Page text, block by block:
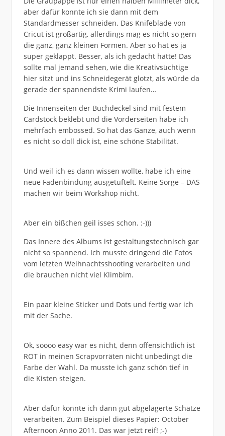
aber dafür konnte ich sie dann mit dem
Standardmesser schneiden. Das Knifeblade von
Cricut ist großartig, allerdings mag es nicht so gern
die ganz, ganz kleinen Formen. Aber so hat es ja
super geklappt. Besser, als ich gedacht hätte! Das
sollte mal jemand sehen, wie die Kreativsüchtige
hier sitzt und ins Schneidegerät glotzt, als würde da
gerade der spannendste Krimi laufen…
Die Innenseiten der Buchdeckel sind mit festem
Cardstock beklebt und die Vorderseiten habe ich
mehrfach embossed. So hat das Ganze, auch wenn
es nicht so doll dick ist, eine schöne Stabilität.
Und weil ich es dann wissen wollte, habe ich eine
neue Fadenbindung ausgetüftelt. Keine Sorge – DAS
machen wir beim Workshop nicht.
Aber ein bißchen geil isses schon. :-)))
Das Innere des Albums ist gestaltungstechnisch gar
nicht so spannend. Ich musste dringend die Fotos
vom letzten Weihnachtsshooting verarbeiten und
die brauchen nicht viel Klimbim.
Ein paar kleine Sticker und Dots und fertig war ich
mit der Sache.
Ok, soooo easy war es nicht, denn offensichtlich ist
ROT in meinen Scrapvorräten nicht unbedingt die
Farbe der Wahl. Da musste ich ganz schön tief in
die Kisten steigen.
Aber dafür konnte ich dann gut abgelagerte Schätze
verarbeiten. Zum Beispiel dieses Papier: October
Afternoon Anno 2011. Das war jetzt reif! ;-)